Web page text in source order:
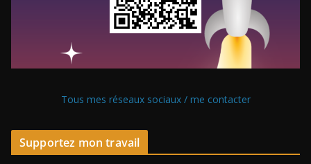
Tous mes réseaux sociaux / me contacter
Supportez mon travail